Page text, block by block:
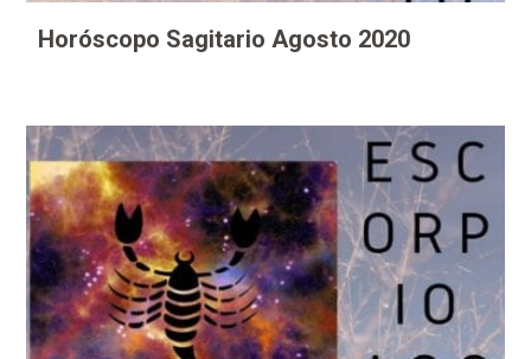
Horóscopo Sagitario Agosto 2020